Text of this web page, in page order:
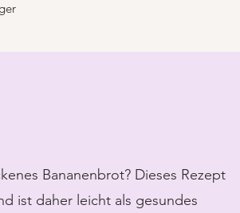
Bananenbrot? Dieses Rezept
ist daher leicht als gesundes